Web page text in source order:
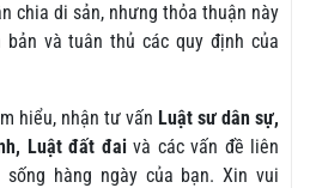
chia di sản, nhưng thỏa thuận này
và tuân thủ các quy định của
hiểu, nhận tư vấn Luật sư dân sự,
Luật đất đaivà các vấn đề liên
hàng ngày của bạn. Xin vui